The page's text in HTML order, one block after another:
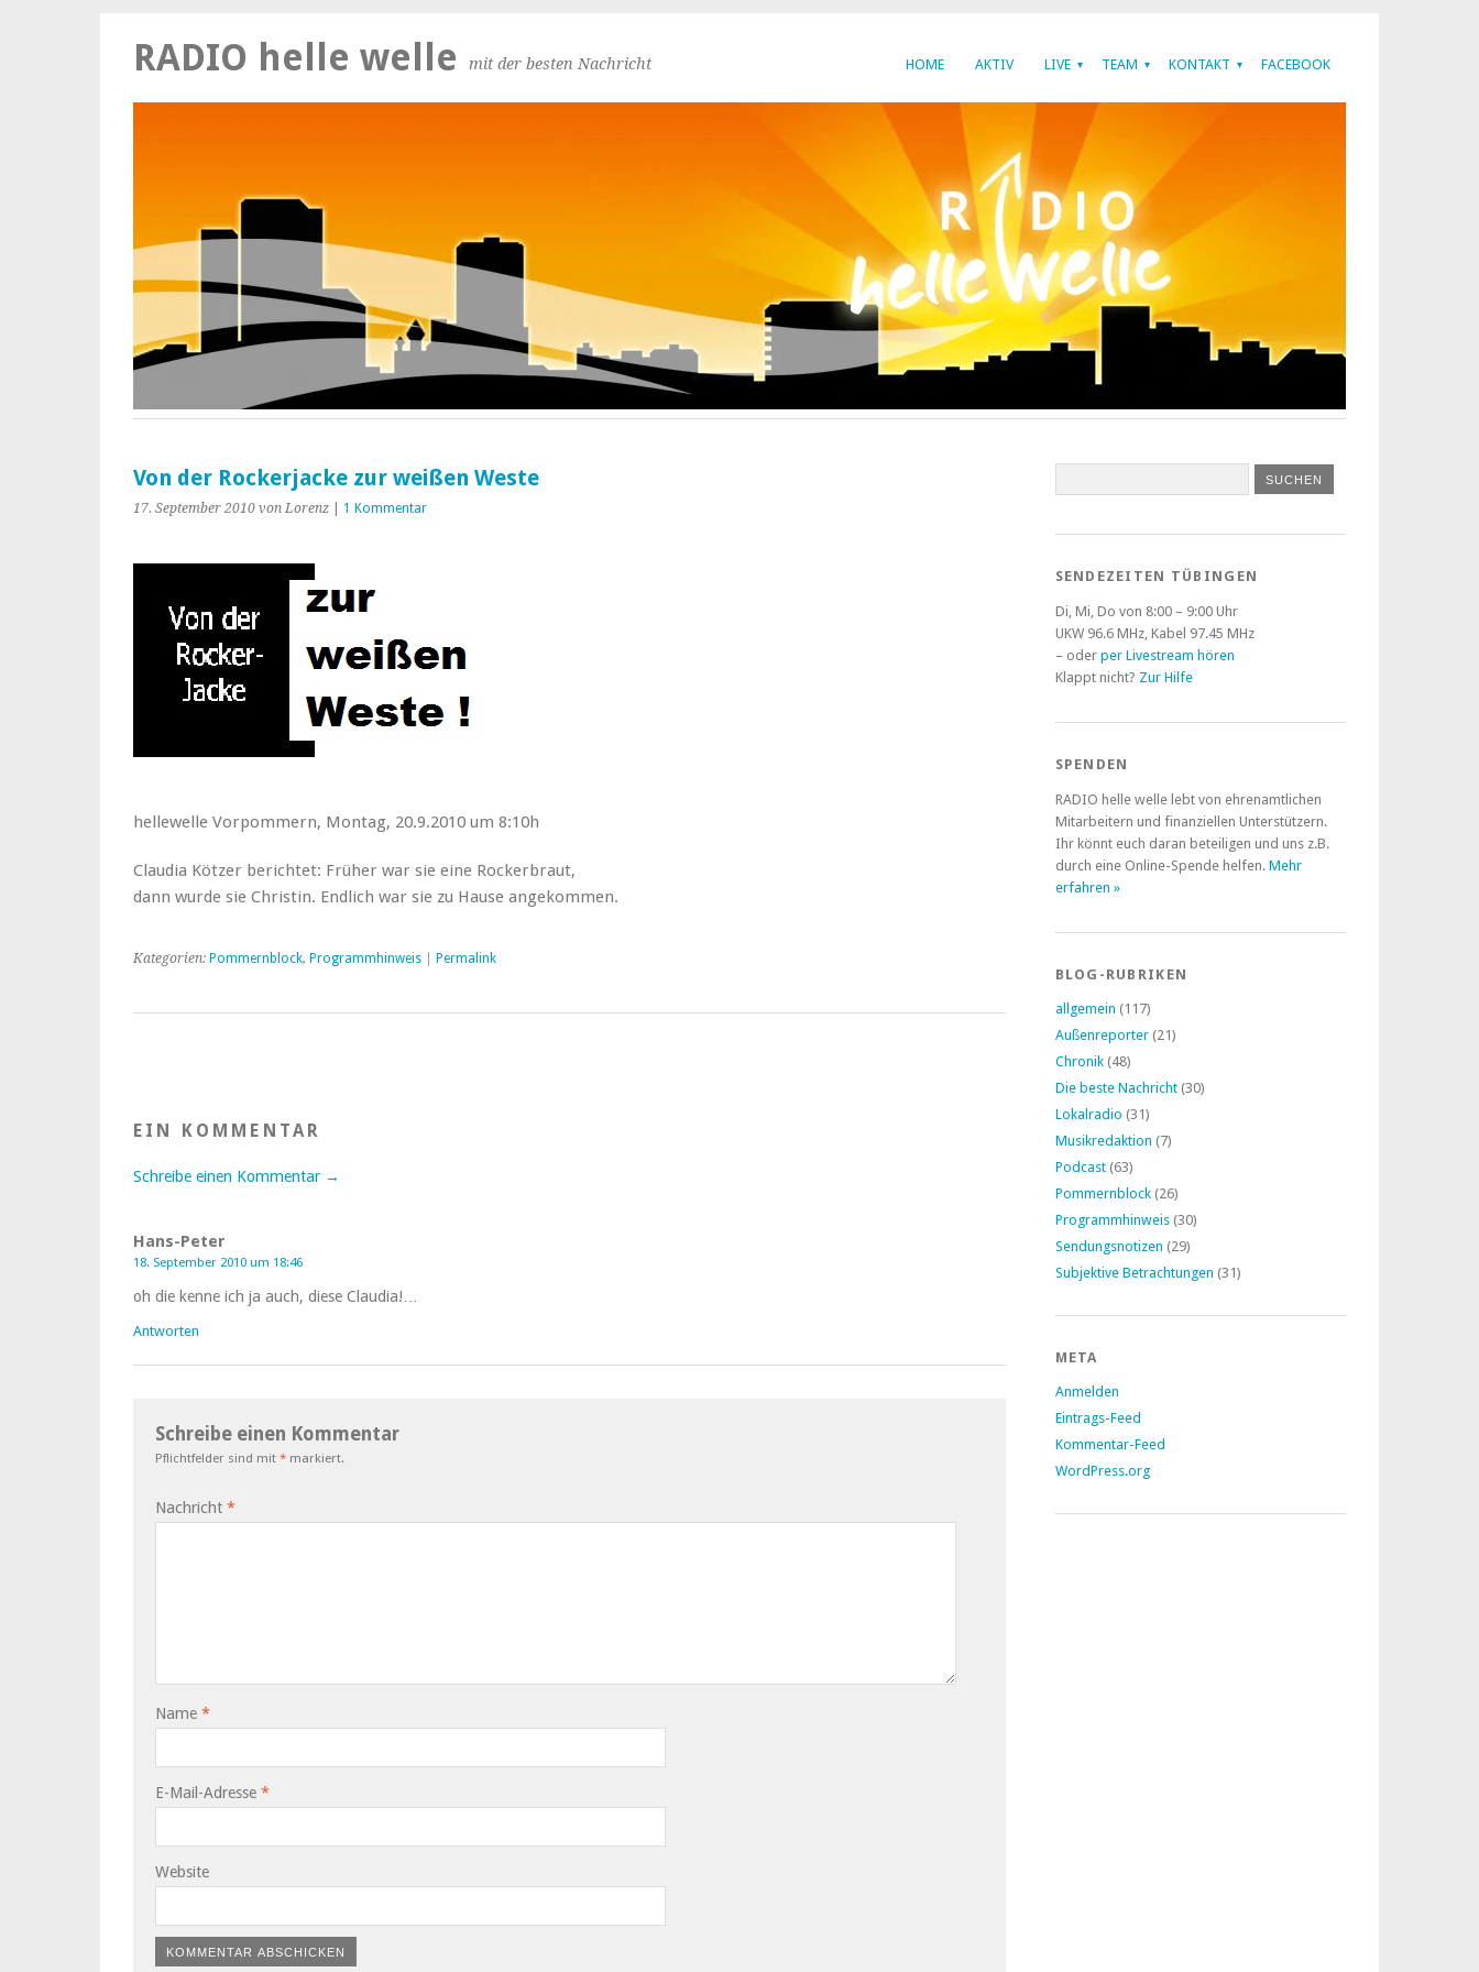
HOME AKTIV LIVE TEAM KONTAKT FACEBOOK
RADIO helle welle mit der besten Nachricht
Von der Rockerjacke zur weißen Weste
17. September 2010 von Lorenz 1 Kommentar
hellewelle Vorpommern, Montag, 20.9.2010 um 8:10h
Claudia Kötzer berichtet: Früher war sie eine Rockerbraut,
dann wurde sie Christin. Endlich war sie zu Hause angekommen.
Kategorien: Pommernblock, Programmhinweis Permalink
EIN KOMMENTAR
Schreibe einen Kommentar →
Hans-Peter
18. September 2010 um 18:46
oh die kenne ich ja auch, diese Claudia!…
Antworten
Schreibe einen Kommentar
Pflichtfelder sind mit * markiert.
Nachricht *
Name *
E-Mail-Adresse *
Website
SENDEZEITEN TÜBINGEN
Di, Mi, Do von 8:00 – 9:00 Uhr
UKW 96.6 MHz, Kabel 97.45 MHz
– oder per Livestream hören
Klappt nicht? Zur Hilfe
SPENDEN
RADIO helle welle lebt von ehrenamtlichen
Mitarbeitern und finanziellen Unterstützern.
Ihr könnt euch daran beteiligen und uns z.B.
durch eine Online-Spende helfen. Mehr
erfahren »
BLOG-RUBRIKEN
allgemein (117)
Außenreporter(21)
Chronik(48)
Die beste Nachricht(30)
Lokalradio (31)
Musikredaktion (7)
Podcast(63)
Pommernblock(26)
Programmhinweis(30)
Sendungsnotizen (29)
Subjektive Betrachtungen (31)
META
Anmelden
Eintrags-Feed
Kommentar-Feed
WordPress.org